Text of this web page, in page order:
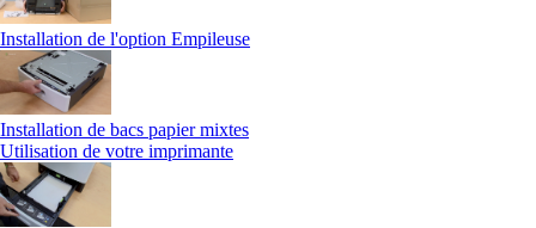
Installation de l'option Empileuse
Installation de bacs papier mixtes
Utilisation de votre imprimante